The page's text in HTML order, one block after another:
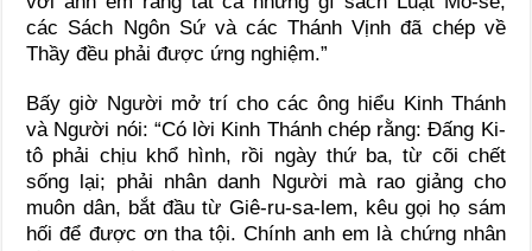
các Sách Ngôn Sứ và các Thánh Vịnh đã chép về
Thầy đều phải được ứng nghiệm.”
Bấy giờ Người mở trí cho các ông hiểu Kinh Thánh
và Người nói: “Có lời Kinh Thánh chép rằng: Đấng Ki-
tô phải chịu khổ hình, rồi ngày thứ ba, từ cõi chết
sống lại; phải nhân danh Người mà rao giảng cho
muôn dân, bắt đầu từ Giê-ru-sa-lem, kêu gọi họ sám
hối để được ơn tha tội. Chính anh em là chứng nhân